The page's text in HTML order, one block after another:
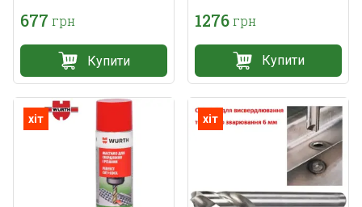
677 грн
Купити
1276грн
Купити
хіт хіт